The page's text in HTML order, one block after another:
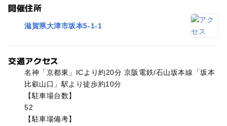
開催住所
滋賀県大津市坂本5-1-1
交通アクセス
名神「京都東」ICより約20分 京阪電鉄/石山坂本線「坂本
比叡山口」駅より徒歩約10分
【駐車場台数】
52
【駐車場備考】